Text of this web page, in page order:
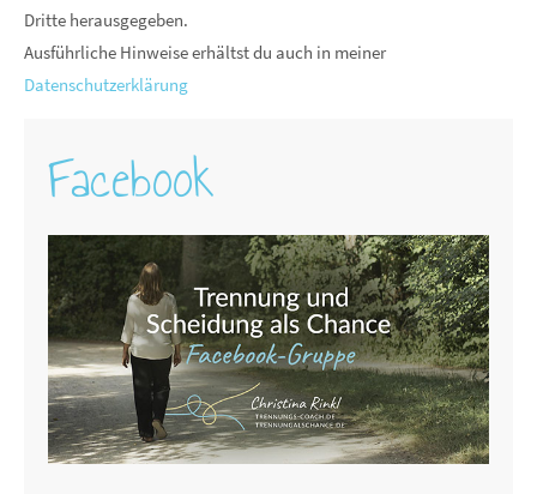
Dritte herausgegeben.
Ausführliche Hinweise erhältst du auch in meiner
Datenschutzerklärung
Facebook